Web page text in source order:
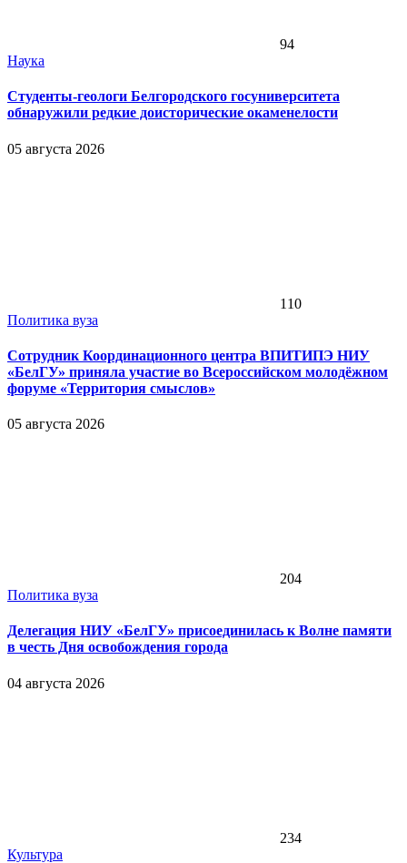
94
Наука
Студенты-геологи Белгородского госуниверситета
обнаружили редкие доисторические окаменелости
05 августа 2026
110
Политика вуза
Сотрудник Координационного центра ВПИТИПЭ НИУ
«БелГУ» приняла участие во Всероссийском молодёжном
форуме «Территория смыслов»
05 августа 2026
204
Политика вуза
Делегация НИУ «БелГУ» присоединилась к Волне памяти
в честь Дня освобождения города
04 августа 2026
234
Культура